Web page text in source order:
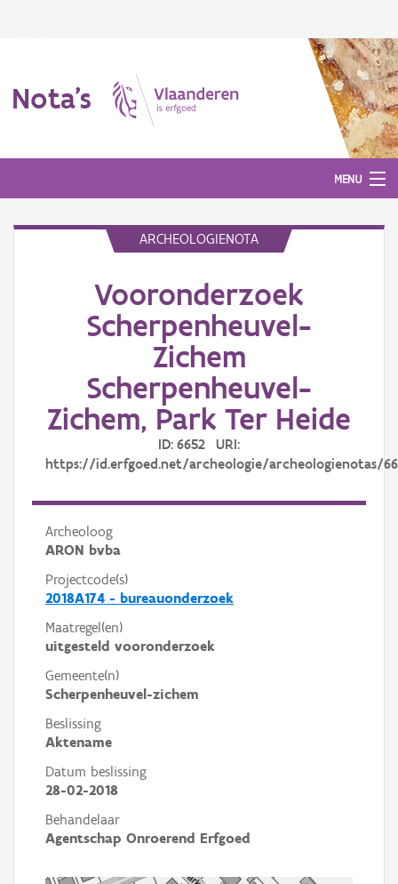
Nota's
MENU
ARCHEOLOGIENOTA
Vooronderzoek
Scherpenheuvel-
Zichem
Scherpenheuvel-
Zichem, Park Ter Heide
ID: 6652 URI:
https://id.erfgoed.net/archeologie/archeologienotas/
Archeoloog
ARON bvba
Projectcode(s)
2018A174 - bureauonderzoek
Maatregel(en)
uitgesteld vooronderzoek
Gemeente(n)
Scherpenheuvel-zichem
Beslissing
Aktename
Datum beslissing
28-02-2018
Behandelaar
Agentschap Onroerend Erfgoed